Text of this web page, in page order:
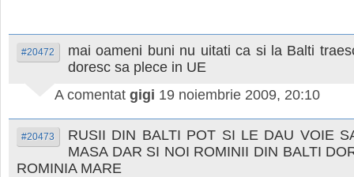
#20472
mai oameni buni nu uitati ca si la Balti
doresc sa plece in UE
A comentat gigi 19 noiembrie 2009, 20:10
#20473
RUSII DIN BALTI POT SI LE DAU VOIE
MASA DAR SI NOI ROMINII DIN BALTI
ROMINIA MARE